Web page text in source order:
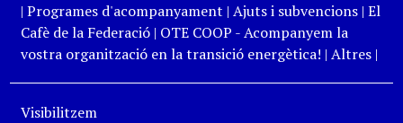
| Programes d'acompanyament | Ajuts i subvencions| El
Cafè de la Federació| OTE COOP - Acompanyem la
vostra organització en la transició energètica! | Altres|
Visibilitzem